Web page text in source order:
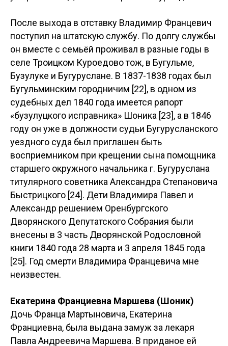
Таким образом, кроме престижа древнего
родства, Елизавета Ивановна являлась к тому
же наследницей части земельных владений
умершего отца, Ивана Петровича Куроедова.
После выхода в отставку Владимир Францевич
поступил на штатскую службу. По долгу службы
он вместе с семьёй проживал в разные годы в
селе Троицком Куроедово тож, в Бугульме,
Бугульминским городничим [22], в одном из
судебных дел 1840 года имеется рапорт
«бузулуцкого исправника» Шоника [23], а в 1846
году он уже в должности судьи Бугурусланского